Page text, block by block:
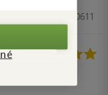
2006, 9788073590611